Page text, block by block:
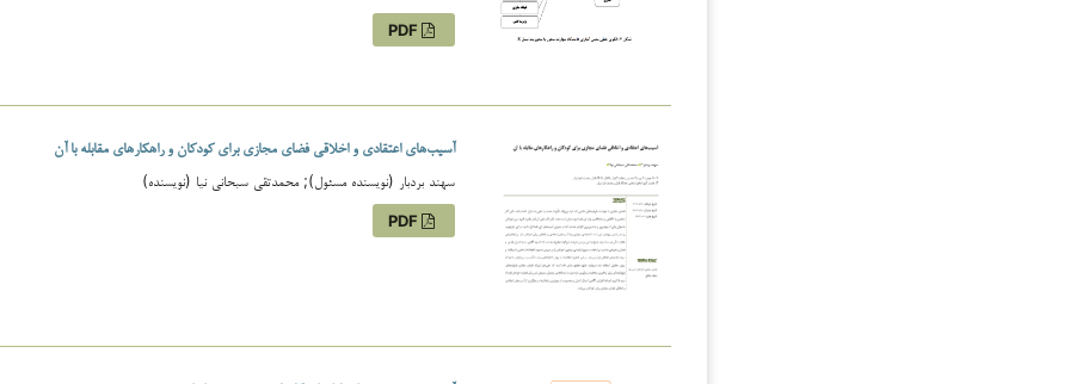
آسیب‌های اعتقادی و اخلاقی فضای مجازی برای کودکان و راهکارهای مقابله با آن
سهند بردبار (نویسنده مسئول); محمدتقی سبحانی نیا (نویسنده)